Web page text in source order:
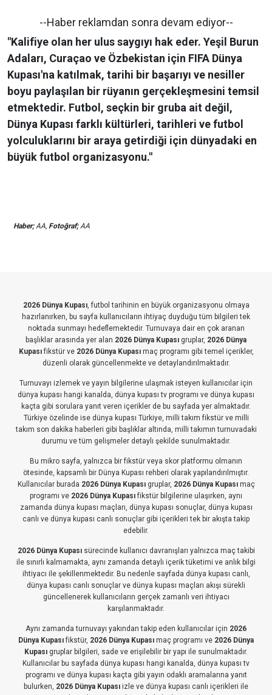
--Haber reklamdan sonra devam ediyor--
"Kalifiye olan her ulus saygıyı hak eder. Yeşil Burun
Adaları, Curaçao ve Özbekistan için FIFA Dünya
Kupası'na katılmak, tarihi bir başarıyı ve nesiller
boyu paylaşılan bir rüyanın gerçekleşmesini temsil
etmektedir. Futbol, seçkin bir gruba ait değil,
Dünya Kupası farklı kültürleri, tarihleri ve futbol
yolculuklarını bir araya getirdiği için dünyadaki en
büyük futbol organizasyonu."
Haber;AA, Fotoğraf;AA
2026 Dünya Kupası, futbol tarihinin en büyük organizasyonu olmaya
hazırlanırken, bu sayfa kullanıcıların ihtiyaç duyduğu tüm bilgileri tek
noktada sunmayı hedeflemektedir. Turnuvaya dair en çok aranan
başlıklar arasında yer alan 2026 Dünya Kupası gruplar, 2026 Dünya
Kupasıfikstür ve 2026 Dünya Kupasımaç programı gibi temel içerikler,
düzenli olarak güncellenmekte ve detaylandırılmaktadır.
Turnuvayı izlemek ve yayın bilgilerine ulaşmak isteyen kullanıcılar için
dünya kupası hangi kanalda, dünya kupası tv programı ve dünya kupası
kaçta gibi sorulara yanıt veren içerikler de bu sayfada yer almaktadır.
Türkiye özelinde ise dünya kupası Türkiye, milli takım fikstür ve milli
takım son dakika haberleri gibi başlıklar altında, milli takımın turnuvadaki
durumu ve tüm gelişmeler detaylı şekilde sunulmaktadır.
Bu mikro sayfa, yalnızca bir fikstür veya skor platformu olmanın
ötesinde, kapsamlı bir Dünya Kupası rehberi olarak yapılandırılmıştır.
Kullanıcılar burada 2026 Dünya Kupasıgruplar, 2026 Dünya Kupasımaç
programı ve 2026 Dünya Kupasıfikstür bilgilerine ulaşırken, aynı
zamanda dünya kupası maçları, dünya kupası sonuçlar, dünya kupası
canlı ve dünya kupası canlı sonuçlar gibi içerikleri tek bir akışta takip
edebilir.
2026 Dünya Kupasısürecinde kullanıcı davranışları yalnızca maç takibi
ile sınırlı kalmamakta, aynı zamanda detaylı içerik tüketimi ve anlık bilgi
ihtiyacı ile şekillenmektedir. Bu nedenle sayfada dünya kupası canlı,
dünya kupası canlı sonuçlar ve dünya kupası maçları akışı sürekli
güncellenerek kullanıcıların gerçek zamanlı veri ihtiyacı
karşılanmaktadır.
Aynı zamanda turnuvayı yakından takip eden kullanıcılar için 2026
Dünya Kupasıfikstür, 2026 Dünya Kupası maç programı ve 2026 Dünya
Kupası gruplar bilgileri, sade ve erişilebilir bir yapı ile sunulmaktadır.
Kullanıcılar bu sayfada dünya kupası hangi kanalda, dünya kupası tv
programı ve dünya kupası kaçta gibi yayın odaklı aramalarına yanıt
bulurken, 2026 Dünya Kupası izle ve dünya kupası canlı içerikleri ile